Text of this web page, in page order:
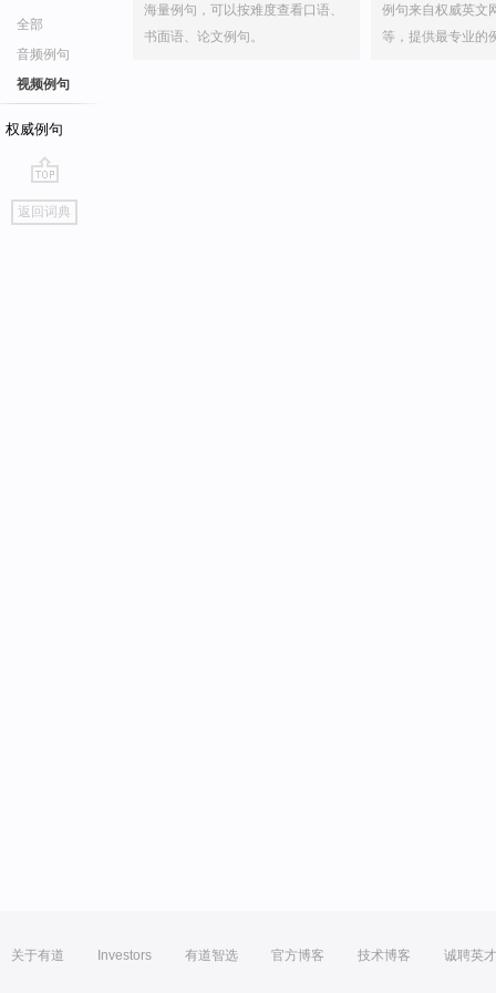
全部
音频例句
视频例句
权威例句
go
top
返回词典
海量例句，可以按难度查看口语、
书面语、论文例句。
例句来自权威英文
等，提供最专业的
关于有道 Investors 有道智选 官方博客 技术博客 诚聘英才